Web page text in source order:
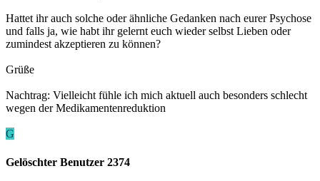
Hattet ihr auch solche oder ähnliche Gedanken nach eurer Psychose
und falls ja, wie habt ihr gelernt euch wieder selbst Lieben oder
zumindest akzeptieren zu können?
Grüße
Nachtrag: Vielleicht fühle ich mich aktuell auch besonders schlecht
wegen der Medikamentenreduktion
G
Gelöschter Benutzer 2374